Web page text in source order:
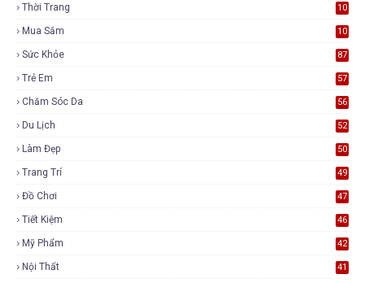
Thời Trang
10
Mua Sắm
10
Sức Khỏe 87
Trẻ Em 57
Chăm Sóc Da 56
Du Lịch 52
Làm Đẹp 50
Trang Trí 49
Đồ Chơi 47
Tiết Kiệm 46
Mỹ Phẩm 42
Nội Thất 41